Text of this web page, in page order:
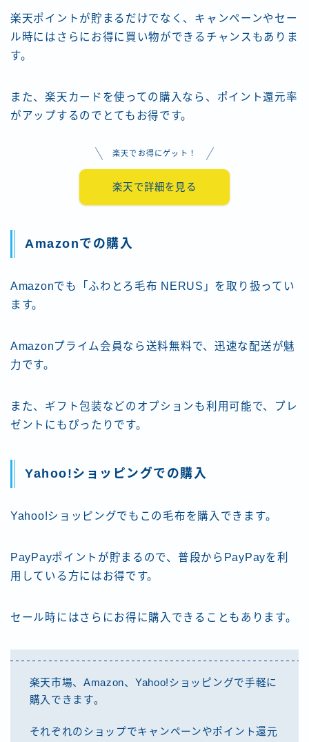
楽天ポイントが貯まるだけでなく、キャンペーンやセー
ル時にはさらにお得に買い物ができるチャンスもありま
す。
また、楽天カードを使っての購入なら、ポイント還元率
がアップするのでとてもお得です。
楽天でお得にゲット！
楽天で詳細を見る
Amazonでの購入
Amazonでも「ふわとろ毛布 NERUS」を取り扱ってい
ます。
Amazonプライム会員なら送料無料で、迅速な配送が魅
力です。
また、ギフト包装などのオプションも利用可能で、プレ
ゼントにもぴったりです。
Yahoo!ショッピングでの購入
Yahoo!ショッピングでもこの毛布を購入できます。
PayPayポイントが貯まるので、普段からPayPayを利
用している方にはお得です。
セール時にはさらにお得に購入できることもあります。
楽天市場、Amazon、Yahoo!ショッピングで手軽に
購入できます。
それぞれのショップでキャンペーンやポイント還元